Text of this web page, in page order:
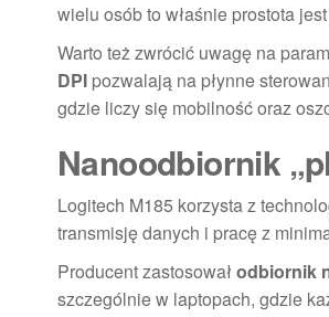
wielu osób to właśnie prostota
Warto też zwrócić uwagę na
DPI pozwalają na płynne
gdzie liczy się mobilność oraz
Nanoodbiornik
Logitech M185 korzysta z
transmisję danych i pracę z
Producent zastosował odbiornik
szczególnie w laptopach, gdzie